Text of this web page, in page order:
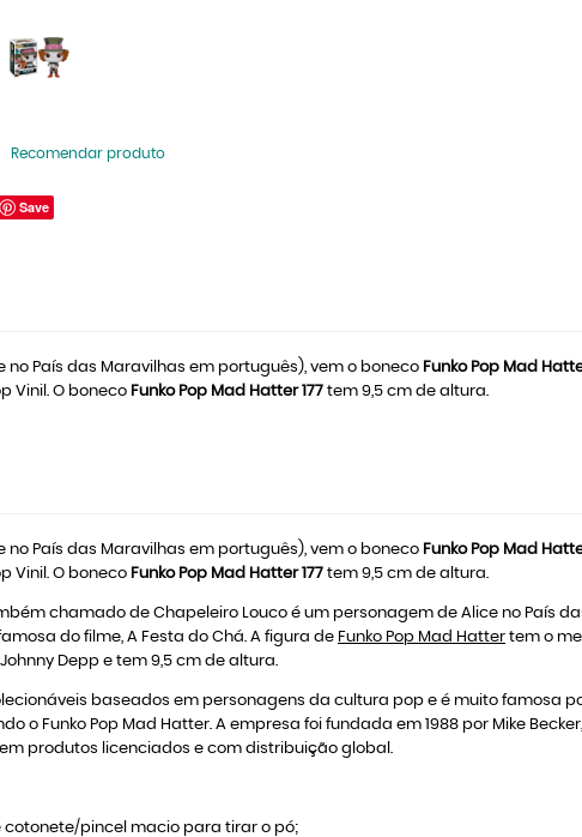
Recomendar produto
Save
no País das Maravilhas em português), vem o boneco Funko Pop Mad
Vinil. O boneco Funko Pop Mad Hatter 177 tem 9,5 cm de altura.
no País das Maravilhas em português), vem o boneco Funko Pop Mad
Vinil. O boneco Funko Pop Mad Hatter 177 tem 9,5 cm de altura.
chamado de Chapeleiro Louco é um personagem de Alice no País
do filme, A Festa do Chá. A figura de Funko Pop Mad Hatter tem o
Depp e tem 9,5 cm de altura.
baseados em personagens da cultura pop e é muito famosa
o Funko Pop Mad Hatter. A empresa foi fundada em 1988 por Mike
produtos licenciados e com distribuição global.
cotonete/pincel macio para tirar o pó;